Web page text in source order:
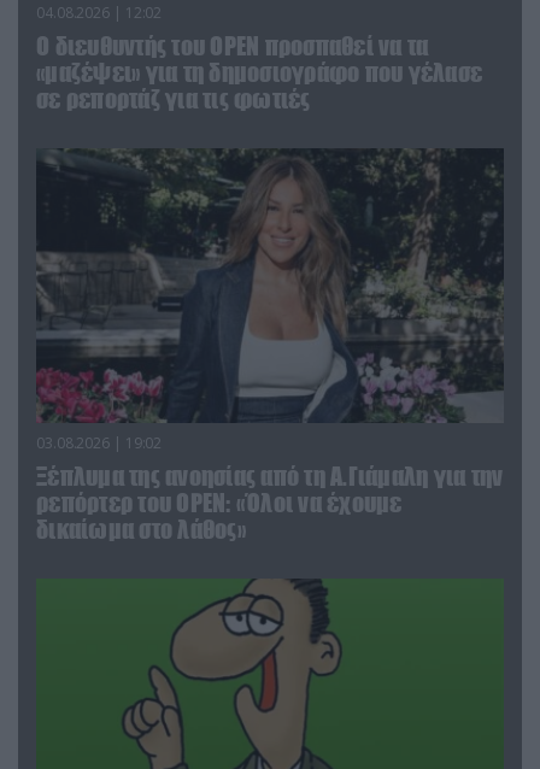
04.08.2026 | 12:02
O διευθυντής του OPEN προσπαθεί να τα
«μαζέψει» για τη δημοσιογράφο που γέλασε
σε ρεπορτάζ για τις φωτιές
03.08.2026 | 19:02
Ξέπλυμα της ανοησίας από τη Α.Γιάμαλη για την
ρεπόρτερ του ΟΡΕΝ: «Όλοι να έχουμε
δικαίωμα στο λάθος»